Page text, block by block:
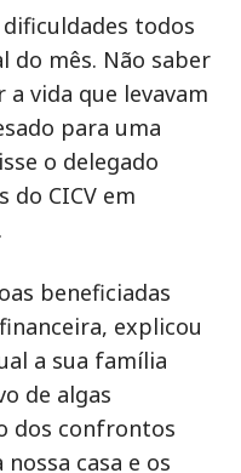
todos
do mês. Não saber
vida que levavam
para uma
o delegado
do CICV em
beneficiadas
explicou
a sua família
de algas
dos confrontos
casa e os